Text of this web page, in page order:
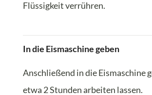
Flüssigkeit verrühren.
In die Eismaschine geben
Anschließend in die Eismaschine
etwa 2 Stunden arbeiten lassen.